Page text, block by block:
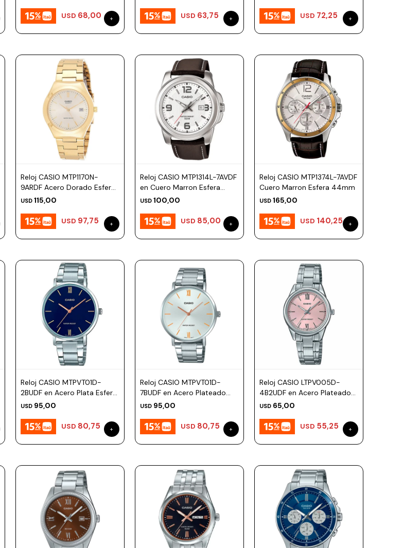
USD 68,00 USD 63,75 USD 72,25
Reloj CASIO MTP1170N-
9ARDF Acero Dorado Esfera
38mm
USD 115,00
USD 97,75
Reloj CASIO MTP1314L-7AVDF
en Cuero Marron Esfera
45mm
USD 100,00
USD 85,00
Reloj CASIO MTP1374L-7AVDF
Cuero Marron Esfera 44mm
USD 165,00
USD 140,25
Reloj CASIO MTPVT01D-
2BUDF en Acero Plata Esfera
46mm
USD 95,00
USD 80,75
Reloj CASIO MTPVT01D-
7BUDF en Acero Plateado
Esfera 40mm
USD 95,00
USD 80,75
Reloj CASIO LTPV005D-
4B2UDF en Acero Plateado
Esfera 28mm
USD 65,00
USD 55,25